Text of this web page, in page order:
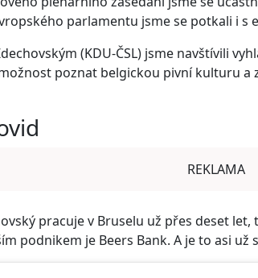
parlamentu jsme se potkali i s
(KDU-ČSL) jsme navštívili
poznat belgickou pivní kulturu a
REKLAMA
pracuje v Bruselu už přes deset
podnikem je Beers Bank. A je to asi už